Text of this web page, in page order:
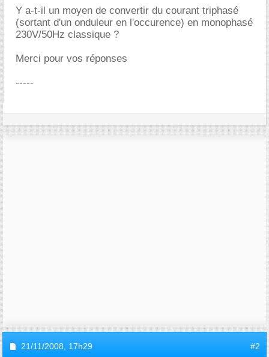
Y a-t-il un moyen de convertir du courant triphasé
(sortant d'un onduleur en l'occurence) en monophasé
230V/50Hz classique ?
Merci pour vos réponses
-----
21/11/2008, 17h29 #2